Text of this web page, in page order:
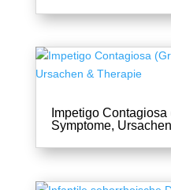
Impetigo
Symptome,